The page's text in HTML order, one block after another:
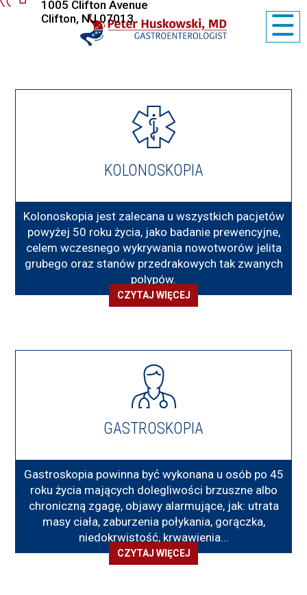
1005 Clifton Avenue
Clifton, NJ 07013
☰
KOLONOSKOPIA
Kolonoskopia jest zalecana u wszystkich pacjetów
powyżej 50 roku życia, jako badanie prewencyjne,
celem wczesnego wykrywania nowotworów jelita
grubego oraz stanów przedrakowych tak zwanych
polypów.
GASTROSKOPIA
Gastroskopia powinna być wykonana u osób po 45
roku życia mających dolegliwości brzuszne albo
chroniczną zgagę, objawy alarmujące, jak: utrata
masy ciała, zaburzenia połykania, gorączka,
niedokrwistość, krwawienia...